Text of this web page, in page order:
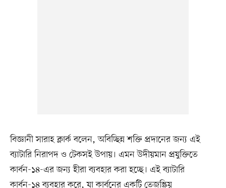
বিজ্ঞানী সারাহ ক্লার্ক বলেন, অবিচ্ছিন্ন শক্তি প্রদানের জন্য এই
ব্যাটারি নিরাপদ ও টেকসই উপায়। এমন উদীয়মান প্রযুক্তিতে
কার্বন-১৪-এর জন্য হীরা ব্যবহার করা হচ্ছে। এই ব্যাটারি
কার্বন-১৪ ব্যবহার করে, যা কার্বনের একটি তেজস্ক্রিয়